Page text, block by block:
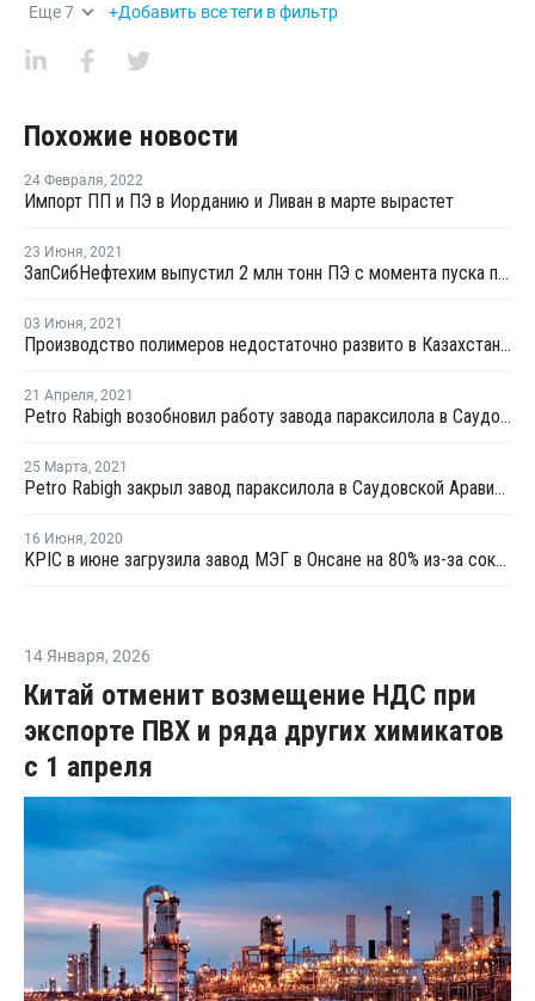
Еще7 +Добавить все теги в фильтр
Похожие новости
24 Февраля, 2022
Импорт ПП и ПЭ в Иорданию и Ливан в марте вырастет
23 Июня, 2021
ЗапСибНефтехим выпустил 2 млн тонн ПЭ с момента пуска производства
03 Июня, 2021
Производство полимеров недостаточно развито в Казахстане из-за отсутствия полноценного ГХК- вице-министр
21 Апреля, 2021
Petro Rabigh возобновил работу завода параксилола в Саудовской Аравии
25 Марта, 2021
Petro Rabigh закрыл завод параксилола в Саудовской Аравии из-за технических проблем
16 Июня, 2020
KPIC в июне загрузила завод МЭГ в Онсане на 80% из-за сократившейся маржи
14 Января, 2026
Китай отменит возмещение НДС при
экспорте ПВХ и ряда других химикатов
с 1 апреля